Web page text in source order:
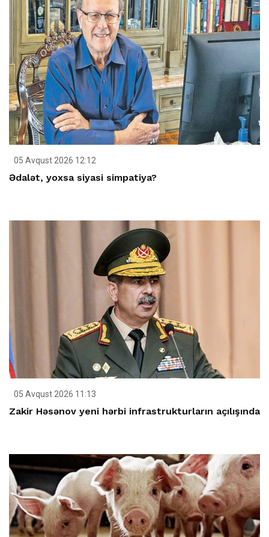
05 Avqust 2026 12:12
Ədalət, yoxsa siyasi simpatiya?
05 Avqust 2026 11:13
Zakir Həsənov yeni hərbi infrastrukturların açılışında